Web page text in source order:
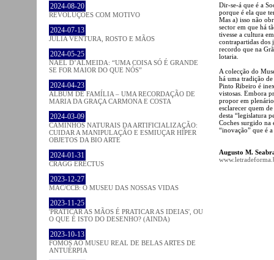
2024-08-20
REVOLUÇÕES COM MOTIVO
2024-07-13
JÚLIA VENTURA, ROSTO E MÃOS
2024-05-25
NAEL D’ALMEIDA: “UMA COISA SÓ É GRANDE
SE FOR MAIOR DO QUE NÓS”
2024-04-23
ÁLBUM DE FAMÍLIA – UMA RECORDAÇÃO DE
MARIA DA GRAÇA CARMONA E COSTA
2024-03-09
CAMINHOS NATURAIS DA ARTIFICIALIZAÇÃO:
CUIDAR A MANIPULAÇÃO E ESMIUÇAR HÍPER
OBJETOS DA BIO ARTE
2024-01-31
CRAGG ERECTUS
2023-12-27
MAC/CCB: O MUSEU DAS NOSSAS VIDAS
2023-11-25
'PRATICAR AS MÃOS É PRATICAR AS IDEIAS', OU
O QUE É ISTO DO DESENHO? (AINDA)
2023-10-13
FOMOS AO MUSEU REAL DE BELAS ARTES DE
ANTUÉRPIA
Dir-se-á que é a
porque é ela que
Mas a) isso não
sector em que há
tivesse a cultura
contrapartidas dos
recordo que na
lotaria.
A colecção do
há uma tradição
Pinto Ribeiro é
vistosas. Embora
propor em plenário
esclarecer quem
desta “legislatura
Coches surgido
“inovação” que é
Augusto M.